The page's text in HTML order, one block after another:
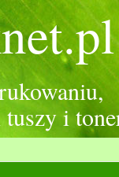
tuszy i